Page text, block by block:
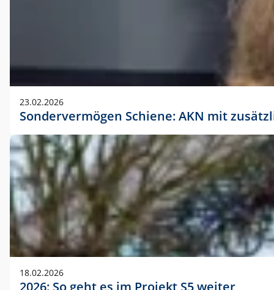
23.02.2026
Sondervermögen Schiene: AKN mit
18.02.2026